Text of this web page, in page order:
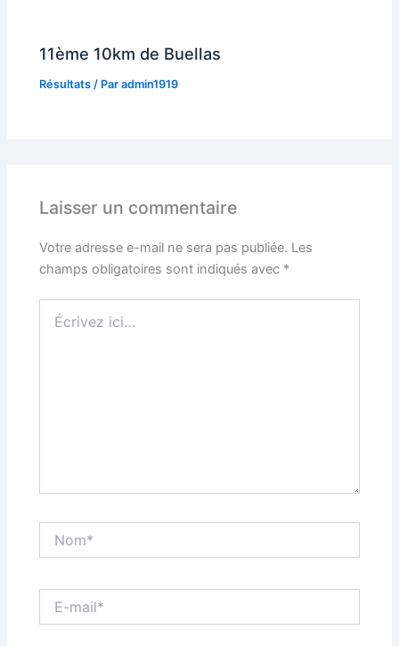
11ème 10km de Buellas
Résultats / Paradmin1919
Laisser un commentaire
Votre adresse e-mail ne sera pas publiée. Les
champs obligatoires sont indiqués avec *
ici…
mail*